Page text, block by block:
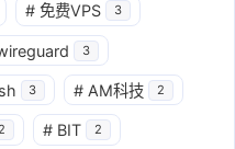
# 免费VPS 3
3
3 # AM科技 2
# BIT 2